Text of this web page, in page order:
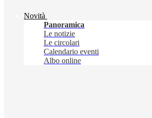
Novità
Panoramica
Le notizie
Le circolari
Calendario eventi
Albo online